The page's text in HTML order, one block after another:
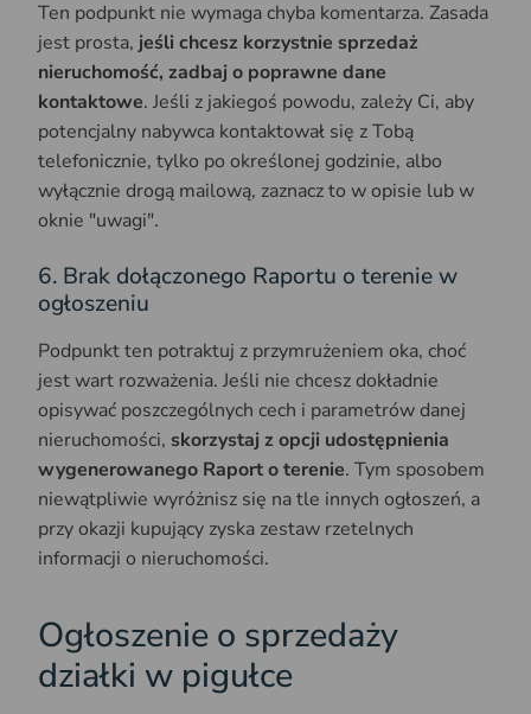
Ten podpunkt nie wymaga chyba komentarza. Zasada
jest prosta, jeśli chcesz korzystnie sprzedaż
nieruchomość, zadbaj o poprawne dane
kontaktowe. Jeśli z jakiegoś powodu, zależy Ci, aby
potencjalny nabywca kontaktował się z Tobą
telefonicznie, tylko po określonej godzinie, albo
wyłącznie drogą mailową, zaznacz to w opisie lub w
oknie "uwagi".
6. Brak dołączonego Raportu o terenie w
ogłoszeniu
Podpunkt ten potraktuj z przymrużeniem oka, choć
jest wart rozważenia. Jeśli nie chcesz dokładnie
opisywać poszczególnych cech i parametrów danej
nieruchomości, skorzystaj z opcji udostępnienia
wygenerowanego Raport o terenie. Tym sposobem
niewątpliwie wyróżnisz się na tle innych ogłoszeń, a
przy okazji kupujący zyska zestaw rzetelnych
informacji o nieruchomości.
Ogłoszenie o sprzedaży
działki w pigułce